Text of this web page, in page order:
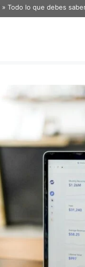
» Todo lo que debes